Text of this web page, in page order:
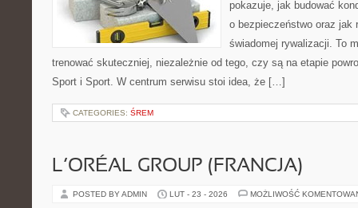
pokazuje, jak budować
o bezpieczeństwo oraz jak
świadomej rywalizacji. To
trenować skuteczniej, niezależnie od tego, czy są na etapie
Sport i Sport. W centrum serwisu stoi idea, że […]
CATEGORIES: ŚREM
L’ORÉAL GROUP (FRANCJA)
POSTED BY ADMIN LUT - 23 - 2026 MOŻLIWOŚĆ